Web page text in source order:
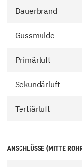
Dauerbrand
Gussmulde
Primärluft
Sekundärluft
Tertiärluft
ANSCHLÜSSE (MITTE